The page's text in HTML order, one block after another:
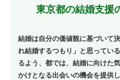
東京都の結婚支援
結婚は自分の価値観に基づいて
れ結婚するつもり」と思ってい
るよう、都では、結婚に向けた
かけとなる出会いの機会を提供